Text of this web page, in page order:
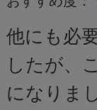
他にも必
したが、
になりま